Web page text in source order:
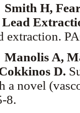
Smith H,
Lead
extraction.
Manolis A,
D.
a novel
8.